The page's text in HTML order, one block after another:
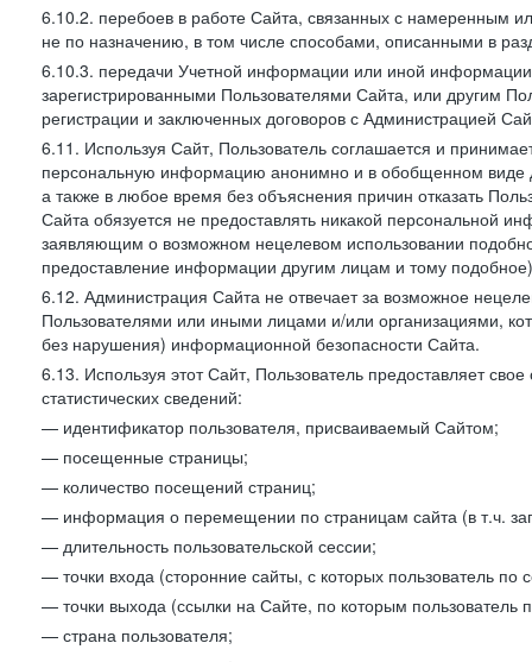
6.10.2. перебоев в работе Сайта, связанных с намеренным
не по назначению, в том числе способами, описанными в
6.10.3. передачи Учетной информации или иной
зарегистрированными Пользователями Сайта, или другим
регистрации и заключенных договоров с Администрацией
6.11. Используя Сайт, Пользователь соглашается и
персональную информацию анонимно и в обобщенном виде
а также в любое время без объяснения причин отказать
Сайта обязуется не предоставлять никакой персональной
заявляющим о возможном нецелевом использовании
предоставление информации другим лицам и тому
6.12. Администрация Сайта не отвечает за возможное
Пользователями или иными лицами и/или организациями,
без нарушения) информационной безопасности Сайта.
6.13. Используя этот Сайт, Пользователь предоставляет
статистических сведений:
— идентификатор пользователя, присваиваемый Сайтом;
— посещенные страницы;
— количество посещений страниц;
— информация о перемещении по страницам сайта (в т.ч.
— длительность пользовательской сессии;
— точки входа (сторонние сайты, с которых пользователь по
— точки выхода (ссылки на Сайте, по которым пользователь
— страна пользователя;